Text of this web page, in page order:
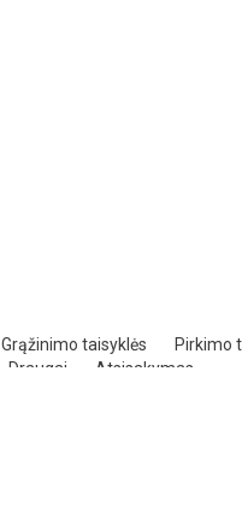
Grąžinimo taisyklės
Pirkimo
Draugai
Atsisakymas